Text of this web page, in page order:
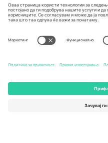
Unter den Linden 24, 10117
Berlin, Germany
Newark, Delaware 19713, United
States